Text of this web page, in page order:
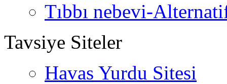
Tıbbı nebevi-
Tavsiye Siteler
Havas Yurdu Sitesi